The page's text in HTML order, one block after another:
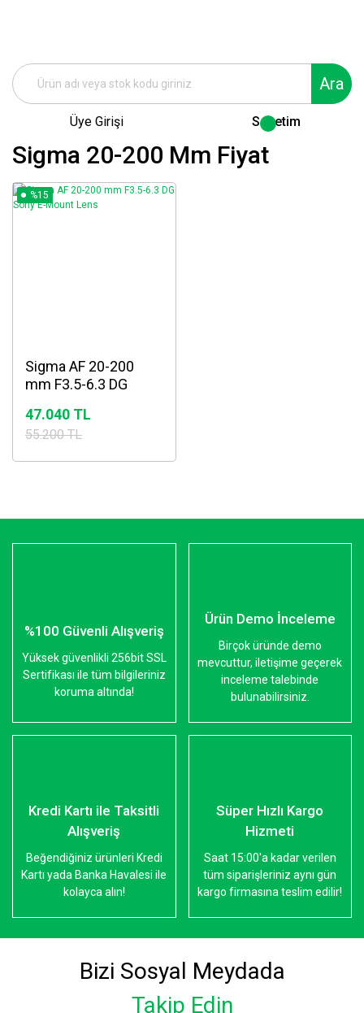
Ara
Üye Girişi Sepetim
Sigma 20-200 Mm Fiyat
%15
Sigma AF 20-200
mm F3.5-6.3 DG
47.040 TL
55.200 TL
%100 Güvenli Alışveriş
Yüksek güvenlikli 256bit SSL
Sertifikası ile tüm bilgileriniz
koruma altında!
Ürün Demo İnceleme
Birçok üründe demo
mevcuttur, iletişime geçerek
inceleme talebinde
bulunabilirsiniz.
Kredi Kartı ile Taksitli
Alışveriş
Beğendiğiniz ürünleri Kredi
Kartı yada Banka Havalesi ile
kolayca alın!
Süper Hızlı Kargo
Hizmeti
Saat 15:00'a kadar verilen
tüm siparişleriniz aynı gün
kargo firmasına teslim edilir!
Bizi Sosyal Meydada
Takip Edin